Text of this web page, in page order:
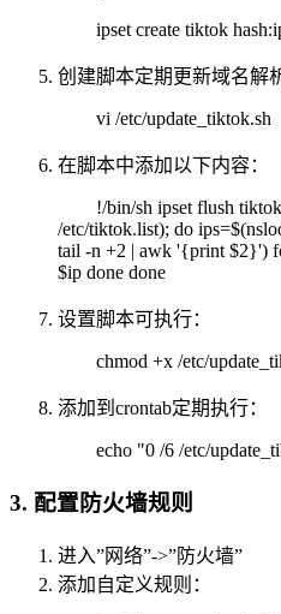
ipset create tiktok
创建脚本定期更新域名解
vi /etc/update_tiktok.sh
在脚本中添加以下内容：
!/bin/sh ipset flush
/etc/tiktok.list); do
tail -n +2 | awk '{print $2}')
$ip done done
设置脚本可执行：
chmod +x /etc/
添加到crontab定期执行：
echo "0 /6 /etc/
3. 配置防火墙规则
进入”网络”->”防火墙”
添加自定义规则：